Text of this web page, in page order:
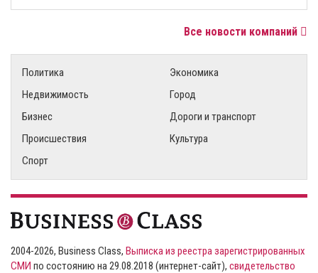
Все новости компаний
Политика
Экономика
Недвижимость
Город
Бизнес
Дороги и транспорт
Происшествия
Культура
Спорт
2004-2026, Business Class, Выписка из реестра зарегистрированных
СМИ по состоянию на 29.08.2018 (интернет-сайт), свидетельство